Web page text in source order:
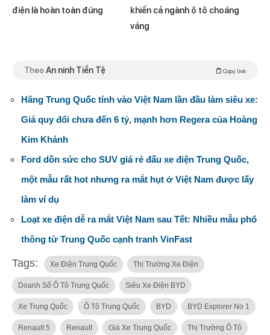
điện là hoàn toàn đúng
khiến cả ngành ô tô choáng
váng
TheoAn ninh Tiền Tệ Copy link
Hãng Trung Quốc tính vào Việt Nam lần đầu làm siêu xe:
Giá quy đổi chưa đến 6 tỷ, mạnh hơn Regera của Hoàng
Kim Khánh
Ford dồn sức cho SUV giá rẻ đấu xe điện Trung Quốc,
một mẫu rất hot nhưng ra mắt hụt ở Việt Nam được lấy
làm ví dụ
Loạt xe điện dễ ra mắt Việt Nam sau Tết: Nhiều mẫu phổ
thông từ Trung Quốc cạnh tranh VinFast
Tags: Xe Điện Trung Quốc Thị Trường Xe Điện
Doanh Số Ô Tô Trung Quốc Siêu Xe Điện BYD
Xe Trung Quốc Ô Tô Trung Quốc BYD BYD Explorer No 1
Renault 5 Renault Giá Xe Trung Quốc Thị Trường Ô Tô